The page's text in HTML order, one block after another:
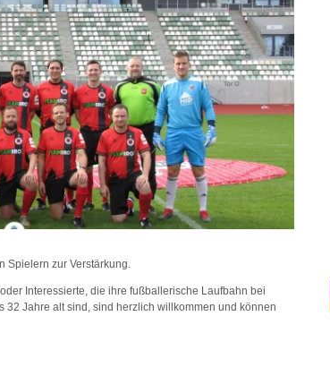
Spielern zur Verstärkung.
Interessierte, die ihre fußballerische Laufbahn bei
Jahre alt sind, sind herzlich willkommen und können